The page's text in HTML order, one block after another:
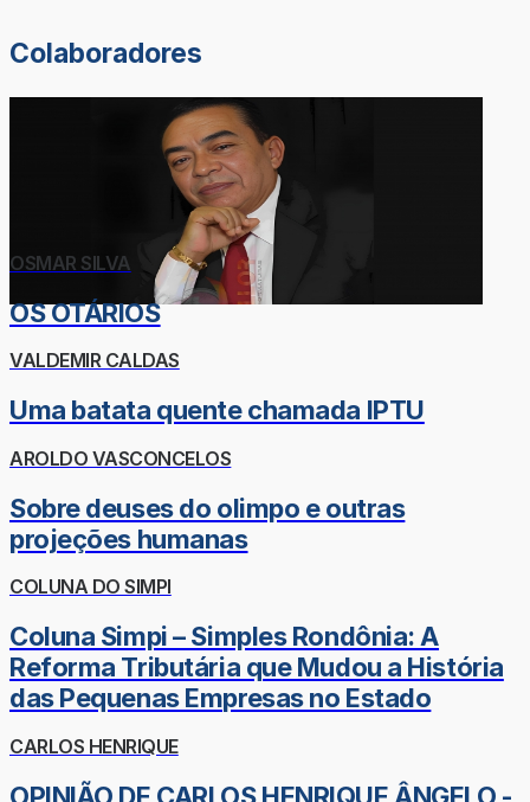
Colaboradores
OSMAR SILVA
OS OTÁRIOS
VALDEMIR CALDAS
Uma batata quente chamada IPTU
AROLDO VASCONCELOS
Sobre deuses do olimpo e outras
projeções humanas
COLUNA DO SIMPI
Coluna Simpi – Simples Rondônia: A
Reforma Tributária que Mudou a História
das Pequenas Empresas no Estado
CARLOS HENRIQUE